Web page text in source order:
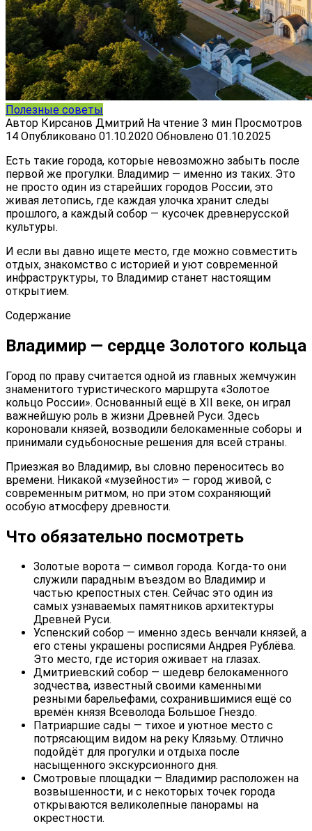
Полезные советы
Автор Кирсанов Дмитрий На чтение 3 мин Просмотров
14 Опубликовано 01.10.2020 Обновлено 01.10.2025
Есть такие города, которые невозможно забыть после
первой же прогулки. Владимир — именно из таких. Это
не просто один из старейших городов России, это
живая летопись, где каждая улочка хранит следы
прошлого, а каждый собор — кусочек древнерусской
культуры.
И если вы давно ищете место, где можно совместить
отдых, знакомство с историей и уют современной
инфраструктуры, то Владимир станет настоящим
открытием.
Содержание
Владимир — сердце Золотого кольца
Город по праву считается одной из главных жемчужин
знаменитого туристического маршрута «Золотое
кольцо России». Основанный ещё в XII веке, он играл
важнейшую роль в жизни Древней Руси. Здесь
короновали князей, возводили белокаменные соборы и
принимали судьбоносные решения для всей страны.
Приезжая во Владимир, вы словно переноситесь во
времени. Никакой «музейности» — город живой, с
современным ритмом, но при этом сохраняющий
особую атмосферу древности.
Что обязательно посмотреть
Золотые ворота — символ города. Когда-то они
служили парадным въездом во Владимир и
частью крепостных стен. Сейчас это один из
самых узнаваемых памятников архитектуры
Древней Руси.
Успенский собор — именно здесь венчали князей, а
его стены украшены росписями Андрея Рублёва.
Это место, где история оживает на глазах.
Дмитриевский собор — шедевр белокаменного
зодчества, известный своими каменными
резными барельефами, сохранившимися ещё со
времён князя Всеволода Большое Гнездо.
Патриаршие сады — тихое и уютное место с
потрясающим видом на реку Клязьму. Отлично
подойдёт для прогулки и отдыха после
насыщенного экскурсионного дня.
Смотровые площадки — Владимир расположен на
возвышенности, и с некоторых точек города
открываются великолепные панорамы на
окрестности.